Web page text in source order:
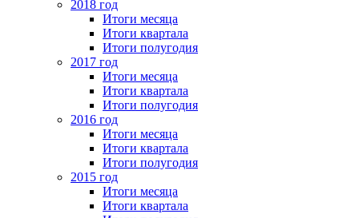
2018 год
Итоги месяца
Итоги квартала
Итоги полугодия
2017 год
Итоги месяца
Итоги квартала
Итоги полугодия
2016 год
Итоги месяца
Итоги квартала
Итоги полугодия
2015 год
Итоги месяца
Итоги квартала